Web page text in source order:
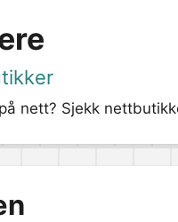
nett? Sjekk